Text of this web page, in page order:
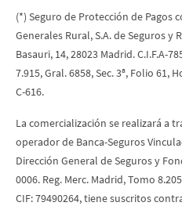
(*) Seguro de Protección de Pagos
Generales Rural, S.A. de Seguros y
Basauri, 14, 28023 Madrid. C.I.F.A-
7.915, Gral. 6858, Sec. 3ª, Folio 61,
C-616.
La comercialización se realizará a
operador de Banca-Seguros
Dirección General de Seguros y
0006. Reg. Merc. Madrid, Tomo
CIF: 79490264, tiene suscritos